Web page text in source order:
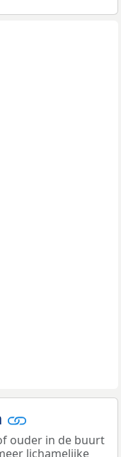
ouder in de buurt
lichamelijke